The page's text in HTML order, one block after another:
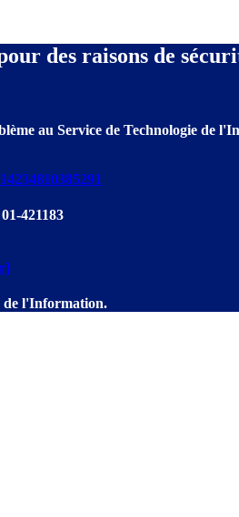
des raisons de
au Service de Technologie de
421183
de l'Information.